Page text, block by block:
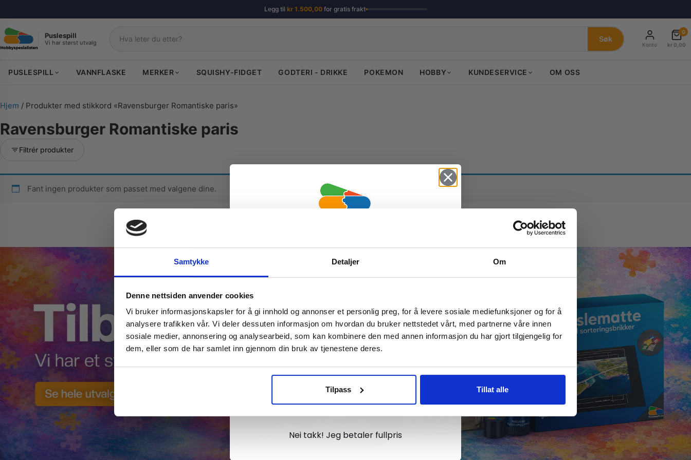
Samtykke Detaljer Om
Denne nettsiden anvender cookies
Vi bruker informasjonskapsler for å gi innhold og annonser et personlig preg, for å levere sosiale mediefunksjoner og for å
analysere trafikken vår. Vi deler dessuten informasjon om hvordan du bruker nettstedet vårt, med partnerne våre innen
sosiale medier, annonsering og analysearbeid, som kan kombinere den med annen informasjon du har gjort tilgjengelig for
dem, eller som de har samlet inn gjennom din bruk av tjenestene deres.
Tilpass Tillat alle
Legg til kr1.500,00for gratis frakt
Puslespill
Vi har størst utvalg Søk
Søk
Konto
0
kr 0,00
PUSLESPILL VANNFLASKE MERKER SQUISHY-FIDGET GODTERI - DRIKKE POKEMON HOBBY KUNDESERVICE OM OSS
Hjem / Produkter med stikkord «Ravensburger Romantiske paris»
Ravensburger Romantiske paris
Filtrér produkter
Fant ingen produkter som passet med valgene dine.
Vil du ha
10% Rabatt?
Meld deg på vårt nyhetsbrev og motta
gode tilbud og produktinformasjon fra
oss¢!
Ja takk, jeg er med
Nei takk! Jeg betaler fullpris